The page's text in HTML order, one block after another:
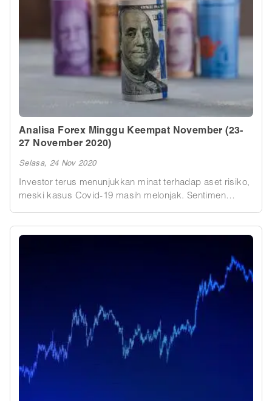
Analisa Forex Minggu Keempat November (23-
27 November 2020)
Selasa, 24 Nov 2020
Investor terus menunjukkan minat terhadap aset risiko,
meski kasus Covid-19 masih melonjak. Sentimen